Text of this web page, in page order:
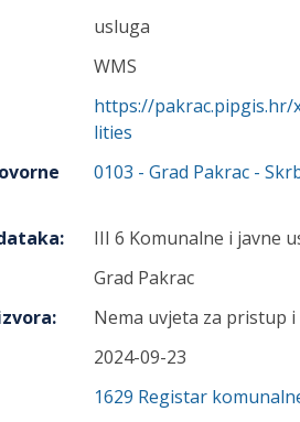
usluga
WMS
https://pakrac.pipgis.hr/
lities
0103 - Grad Pakrac -
:
III 6 Komunalne i javne
Grad Pakrac
:
Nema uvjeta za pristup
2024-09-23
1629 Registar